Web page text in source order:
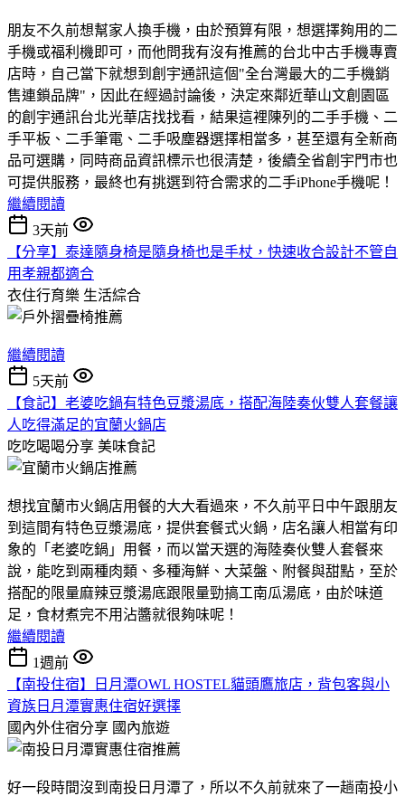
朋友不久前想幫家人換手機，由於預算有限，想選擇夠用的二
手機或福利機即可，而他問我有沒有推薦的台北中古手機專賣
店時，自己當下就想到創宇通訊這個"全台灣最大的二手機銷
售連鎖品牌"，因此在經過討論後，決定來鄰近華山文創園區
的創宇通訊台北光華店找找看，結果這裡陳列的二手手機、二
手平板、二手筆電、二手吸塵器選擇相當多，甚至還有全新商
品可選購，同時商品資訊標示也很清楚，後續全省創宇門市也
可提供服務，最終也有挑選到符合需求的二手iPhone手機呢！
繼續閱讀
3天前
【分享】泰達隨身椅是隨身椅也是手杖，快速收合設計不管自
用孝親都適合
衣住行育樂 生活綜合
繼續閱讀
5天前
【食記】老婆吃鍋有特色豆漿湯底，搭配海陸奏伙雙人套餐讓
人吃得滿足的宜蘭火鍋店
吃吃喝喝分享 美味食記
想找宜蘭市火鍋店用餐的大大看過來，不久前平日中午跟朋友
到這間有特色豆漿湯底，提供套餐式火鍋，店名讓人相當有印
象的「老婆吃鍋」用餐，而以當天選的海陸奏伙雙人套餐來
說，能吃到兩種肉類、多種海鮮、大菜盤、附餐與甜點，至於
搭配的限量麻辣豆漿湯底跟限量勁搞工南瓜湯底，由於味道
足，食材煮完不用沾醬就很夠味呢！
繼續閱讀
1週前
【南投住宿】日月潭OWL HOSTEL貓頭鷹旅店，背包客與小
資族日月潭實惠住宿好選擇
國內外住宿分享 國內旅遊
好一段時間沒到南投日月潭了，所以不久前就來了一趟南投小